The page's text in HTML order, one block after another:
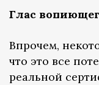
Глас
Впрочем,
что это все
реальной